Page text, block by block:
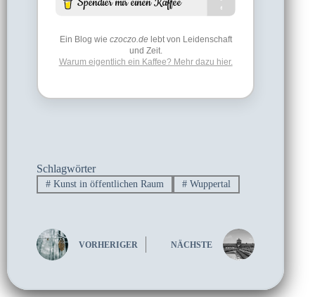
Ein Blog wie czoczo.delebt von Leidenschaft
und Zeit.
Warum eigentlich ein Kaffee? Mehr dazu hier.
Schlagwörter
#Kunst in öffentlichen Raum #Wuppertal
VORHERIGER NÄCHSTE